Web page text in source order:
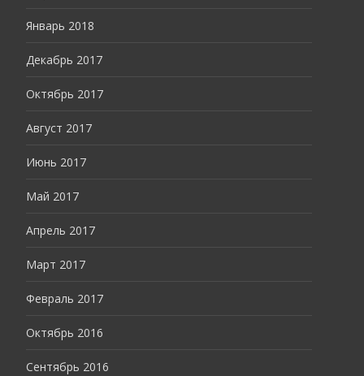
Январь 2018
Декабрь 2017
Октябрь 2017
Август 2017
Июнь 2017
Май 2017
Апрель 2017
Март 2017
Февраль 2017
Октябрь 2016
Сентябрь 2016